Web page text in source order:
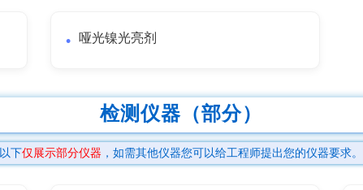
哑光镍光亮剂
检测仪器（部分）
以下仅展示部分仪器 ，如需其他仪器您可以给工程师提出您的仪器要求。